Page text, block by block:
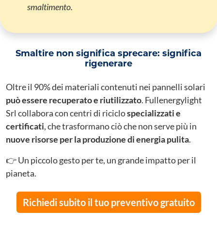
smaltimento.
Smaltire non significa sprecare: significa
rigenerare
Oltre il 90% dei materiali contenuti nei pannelli solari
può essere recuperato e riutilizzato. Fullenergylight
Srl collabora con centri di riciclospecializzati e
certificati, che trasformano ciò che non serve più in
nuove risorse per la produzione di energia pulita.
👉 Un piccolo gesto per te, un grande impatto per il
pianeta.
Richiedi subito il tuo preventivo gratuito